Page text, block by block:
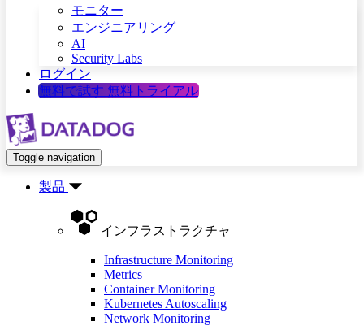
モニター
エンジニアリング
AI
Security Labs
ログイン
無料で試す 無料トライアル
Toggle navigation
製品
インフラストラクチャ
Infrastructure Monitoring
Metrics
Container Monitoring
Kubernetes Autoscaling
Network Monitoring